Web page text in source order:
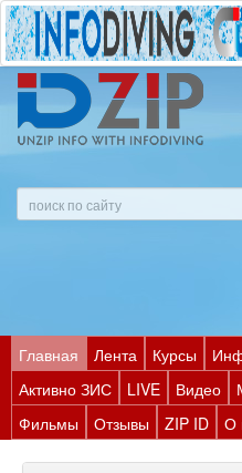
Главная Лента Курсы
Активно ЗИС
LIVE Видео
Фильмы
Отзывы ZIP ID О